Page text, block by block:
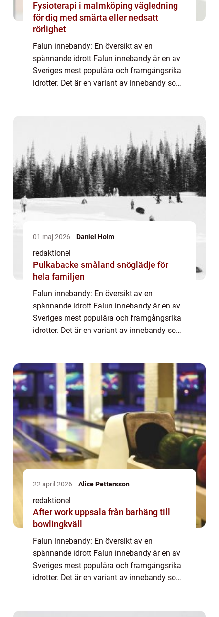
Fysioterapi i malmköping vägledning
för dig med smärta eller nedsatt
rörlighet
Falun innebandy: En översikt av en
spännande idrott Falun innebandy är en av
Sveriges mest populära och framgångsrika
idrotter. Det är en variant av innebandy som
01 maj 2026 Daniel Holm
redaktionel
Pulkabacke småland snöglädje för
hela familjen
Falun innebandy: En översikt av en
spännande idrott Falun innebandy är en av
Sveriges mest populära och framgångsrika
idrotter. Det är en variant av innebandy som
oc...
22 april 2026 Alice Pettersson
redaktionel
After work uppsala från barhäng till
bowlingkväll
Falun innebandy: En översikt av en
spännande idrott Falun innebandy är en av
Sveriges mest populära och framgångsrika
idrotter. Det är en variant av innebandy som